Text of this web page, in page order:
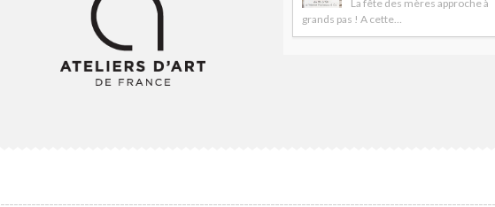
La fête des mères approche à
grands pas ! A cette…